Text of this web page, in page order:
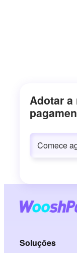
Adotar a
Comece
Soluções